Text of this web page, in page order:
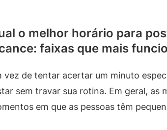
o melhor horário para
faixas que mais
vez de tentar acertar um minuto
sem travar sua rotina. Em geral, as
em que as pessoas têm